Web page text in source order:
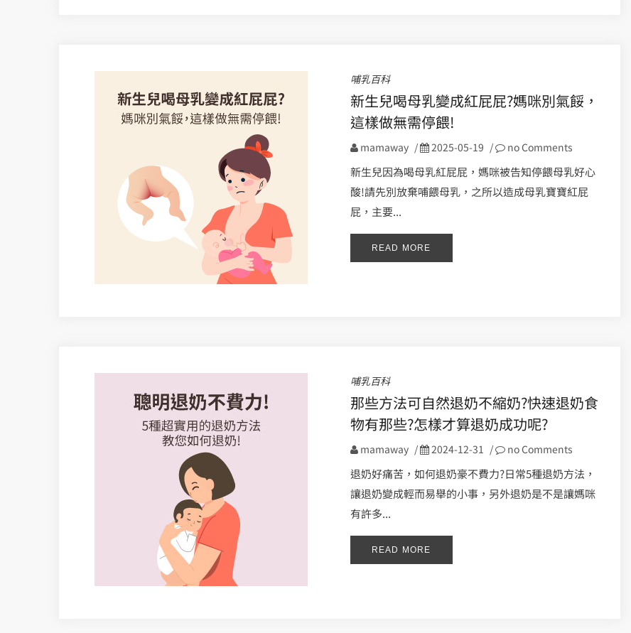
哺乳百科
新生兒喝母乳變成紅屁屁?媽咪別氣餒，
這樣做無需停餵!
mamaway / 2025-05-19 / no Comments
新生兒因為喝母乳紅屁屁，媽咪被告知停餵母乳好心
酸!請先別放棄哺餵母乳，之所以造成母乳寶寶紅屁
屁，主要...
READ MORE
哺乳百科
那些方法可自然退奶不縮奶?快速退奶食
物有那些?怎樣才算退奶成功呢?
mamaway / 2024-12-31 / no Comments
退奶好痛苦，如何退奶豪不費力?日常5種退奶方法，
讓退奶變成輕而易舉的小事，另外退奶是不是讓媽咪
有許多...
READ MORE